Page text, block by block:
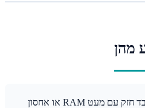
מעבד חזק עם מעט RAM או אחסון